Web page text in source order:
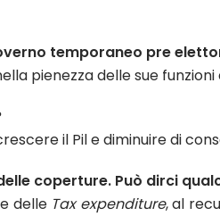
temporaneo pre
pienezza delle sue
il Pil e diminuire di
coperture. Può dirci
delle Tax expenditure, al